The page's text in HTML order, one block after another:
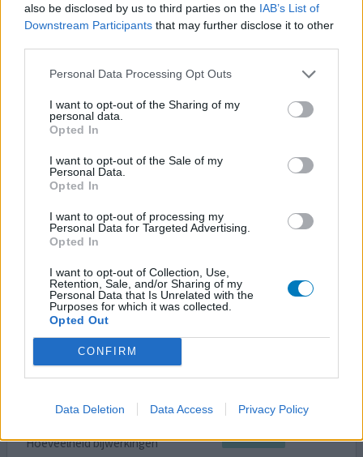
also be disclosed by us to third parties on the IAB’s List of
Downstream Participants that may further disclose it to other
Personal Data Processing Opt Outs
I want to opt-out of the Sharing of my
personal data.
Opted In
I want to opt-out of the Sale of my
Personal Data.
Opted In
I want to opt-out of processing my
Personal Data for Targeted Advertising.
Opted In
I want to opt-out of Collection, Use,
Retention, Sale, and/or Sharing of my
Personal Data that Is Unrelated with the
Purposes for which it was collected.
Opted Out
CONFIRM
Data Deletion Data Access Privacy Policy
Fentanyl
29-04-2015 | Man | 75
fentanyl oromucosaal/transdermaal
(25ug)
Lage rugpijn
Effectiviteit
ik heb 2 hernia's en 2x stenose gehad help wel ben
dagen moet dus hoger gaan wil het nog helpen
Fentanyl
12-07-2014 | Man | 28
fentanyl oromucosaal/transdermaal
(50ug)
Hoeveelheid bijwerkingen